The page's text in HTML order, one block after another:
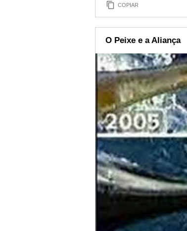
COPIAR
O Peixe e a Aliança